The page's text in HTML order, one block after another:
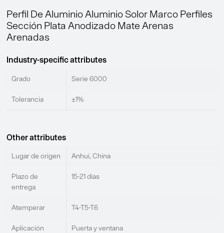
Perfil De Aluminio Aluminio Solor Marco Perfiles
Sección Plata Anodizado Mate Arenas
Arenadas
Industry-specific attributes
Grado Serie 6000
Tolerancia ±1%
Other attributes
Lugar de origen Anhui, China
Plazo de
entrega
15-21 días
Atemperar T4-T5-T6
Aplicación Puerta y ventana